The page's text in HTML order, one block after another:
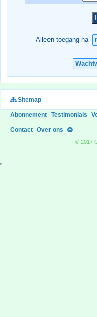
Alleen toegang na
Sitemap
Abonnement Testimonials
Contact Over ons
© 2017